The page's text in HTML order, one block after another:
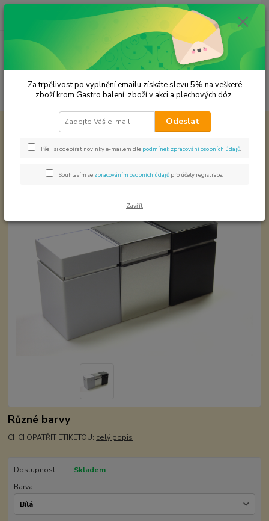
Menu
Hledat
ks
za 0,00 Kč
Plechové dózy - kořenky Hranatá plechová dóza 8x8x11 cm
Hranatá plechová dóza 8x8x11
Různé barvy
CHCI OPATŘIT ETIKETOU: celý popis
Dostupnost
Skladem
Barva :
Za trpělivost po vyplnění emailu získáte slevu 5% na veškeré
zboží krom Gastro balení, zboží v akci a plechových dóz.
Odeslat
Přeji si odebírat novinky e-mailem dle podmínek zpracování osobních údajů
Souhlasím se zpracováním osobních údajů pro účely registrace.
Zavřít